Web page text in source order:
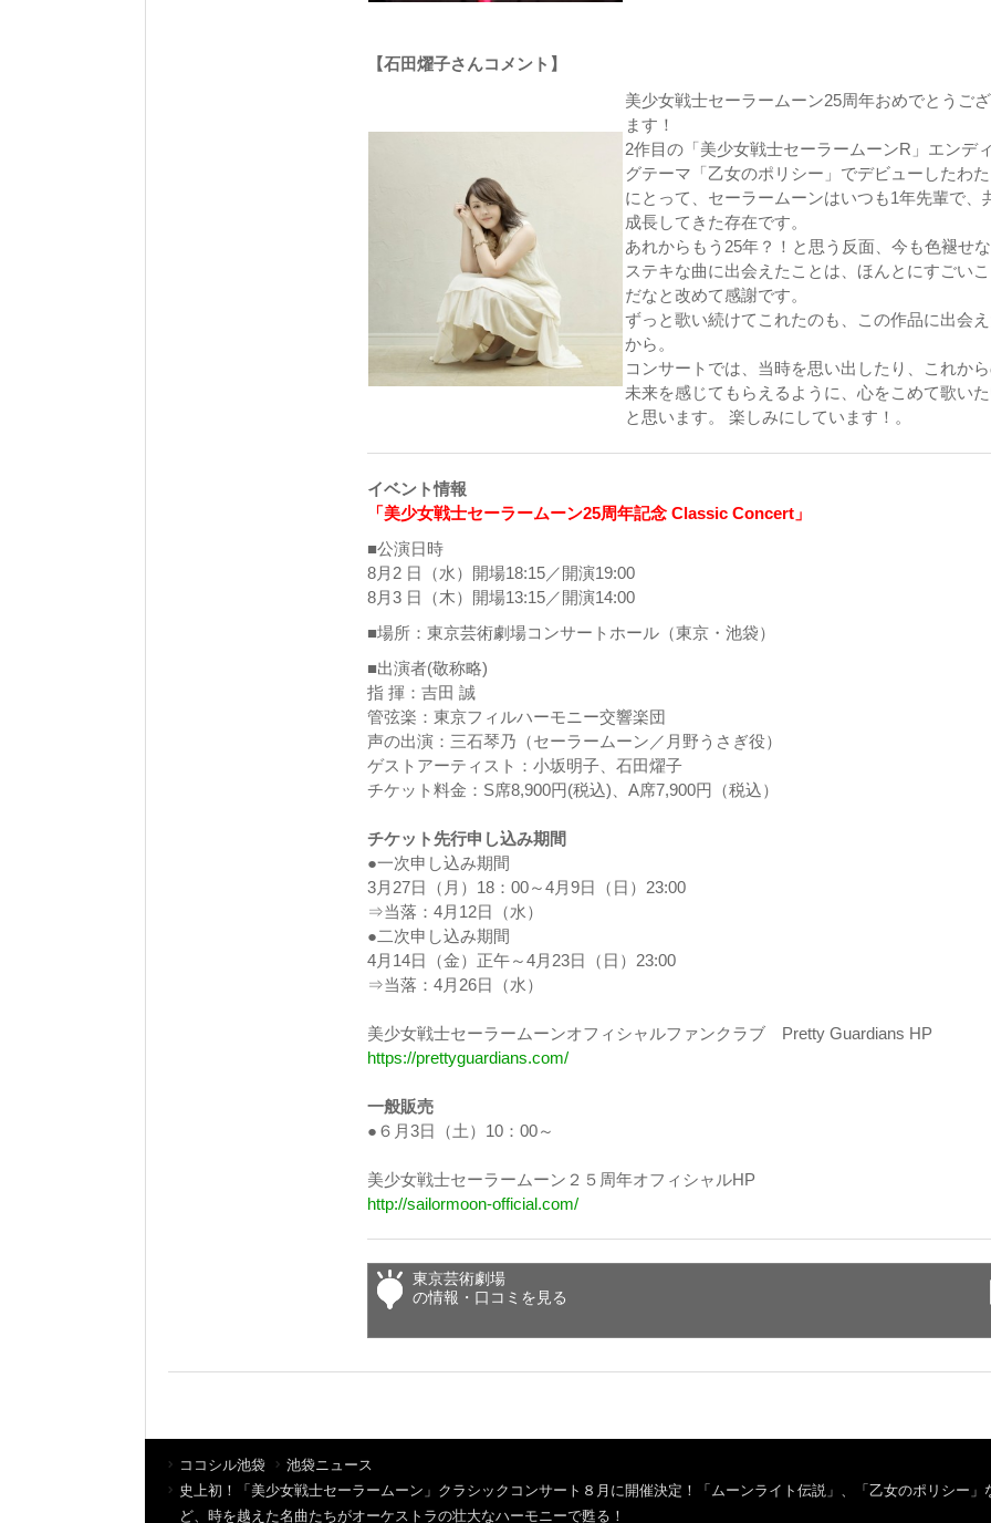
【石田燿子さんコメント】
美少女戦士セーラームーン25周年おめでとうご
ます！
2作目の「美少女戦士セーラームーンR」エンデ
グテーマ「乙女のポリシー」でデビューしたわた
にとって、セーラームーンはいつも1年先輩で、
成長してきた存在です。
あれからもう25年？！と思う反面、今も色褪せ
ステキな曲に出会えたことは、ほんとにすごいこ
だなと改めて感謝です。
ずっと歌い続けてこれたのも、この作品に出会え
から。
コンサートでは、当時を思い出したり、これか
未来を感じてもらえるように、心をこめて歌い
と思います。 楽しみにしています！。
イベント情報
「美少女戦士セーラームーン25周年記念 Classic Concert」
■公演日時
8月2 日（水）開場18:15／開演19:00
8月3 日（木）開場13:15／開演14:00
■場所：東京芸術劇場コンサートホール（東京・池袋）
■出演者(敬称略)
指 揮：吉田 誠
管弦楽：東京フィルハーモニー交響楽団
声の出演：三石琴乃（セーラームーン／月野うさぎ役）
ゲストアーティスト：小坂明子、石田燿子
チケット料金：S席8,900円(税込)、A席7,900円（税込）
チケット先行申し込み期間
●一次申し込み期間
3月27日（月）18：00～4月9日（日）23:00
⇒当落：4月12日（水）
●二次申し込み期間
4月14日（金）正午～4月23日（日）23:00
⇒当落：4月26日（水）
美少女戦士セーラームーンオフィシャルファンクラブ Pretty Guardians HP
https://prettyguardians.com/
一般販売
●６月3日（土）10：00～
美少女戦士セーラームーン２５周年オフィシャルHP
http://sailormoon-official.com/
東京芸術劇場
の情報・口コミを見る
ココシル池袋
池袋ニュース
史上初！「美少女戦士セーラームーン」クラシックコンサート８月に開催決定！「ムーンライト伝説」、「乙女のポリシー」
ど、時を越えた名曲たちがオーケストラの壮大なハーモニーで甦る！